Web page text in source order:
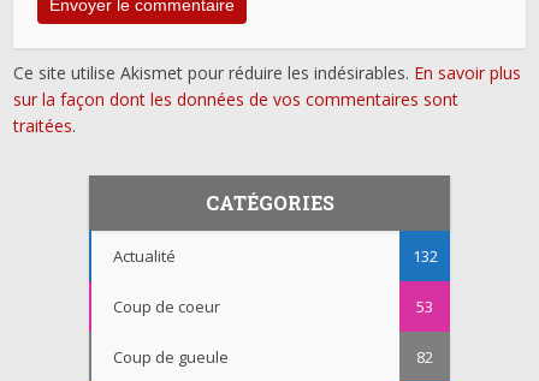
Ce site utilise Akismet pour réduire les indésirables. En savoir plus
sur la façon dont les données de vos commentaires sont
traitées.
CATÉGORIES
Actualité 132
Coup de coeur 53
Coup de gueule 82